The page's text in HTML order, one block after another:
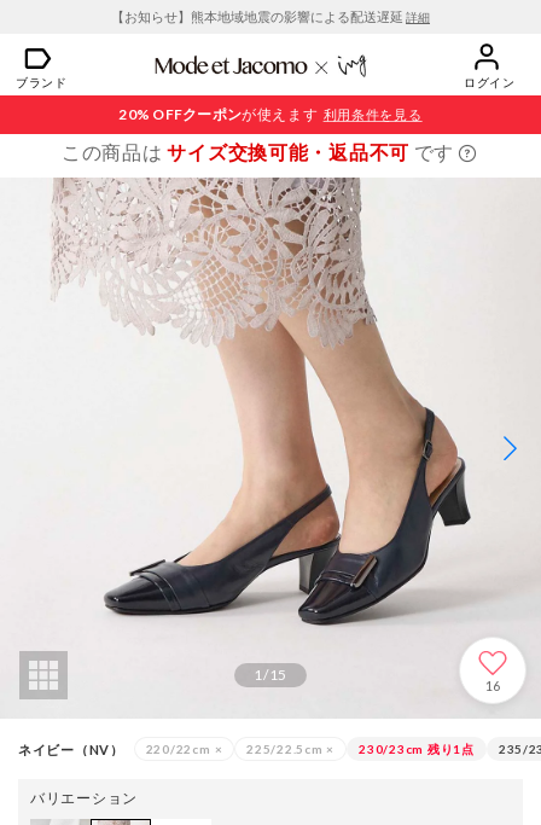
【お知らせ】熊本地域地震の影響による配送遅延 詳細
ブランド ログイン
20% OFFクーポンが使えます 利用条件を見る
この商品はサイズ交換可能・返品不可 です
1/15
16
ネイビー（NV） 220/22cm × 225/22.5cm × 230/23cm 残り1点 235/
バリエーション